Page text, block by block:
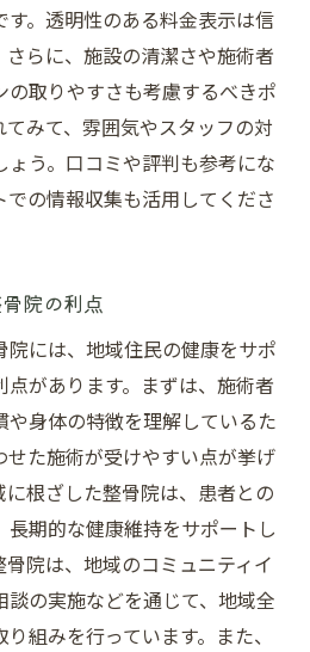
。透明性のある料金表示は信
らに、施設の清潔さや施術者
の取りやすさも考慮するべきポ
みて、雰囲気やスタッフの対
う。口コミや評判も参考にな
の情報収集も活用してくださ
院の利点
には、地域住民の健康をサポ
があります。まずは、施術者
身体の特徴を理解しているた
た施術が受けやすい点が挙げ
根ざした整骨院は、患者との
期的な健康維持をサポートし
院は、地域のコミュニティイ
の実施などを通じて、地域全
組みを行っています。また、